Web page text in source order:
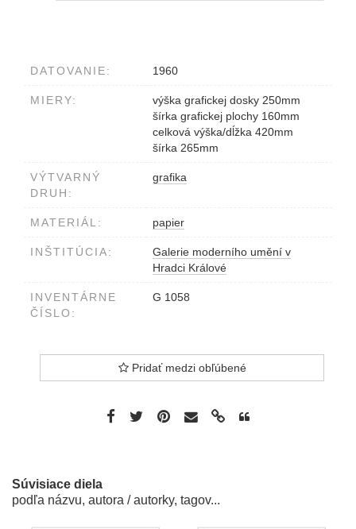
DATOVANIE: 1960
MIERY:
výška grafickej dosky 250mm
šírka grafickej plochy 160mm
celková výška/dĺžka 420mm
šírka 265mm
VÝTVARNÝ
DRUH:
grafika
MATERIÁL: papier
INŠTITÚCIA:
Galerie moderního umění v
Hradci Králové
INVENTÁRNE
ČÍSLO:
G 1058
Pridať medzi obľúbené
Súvisiace diela
podľa názvu, autora / autorky, tagov...